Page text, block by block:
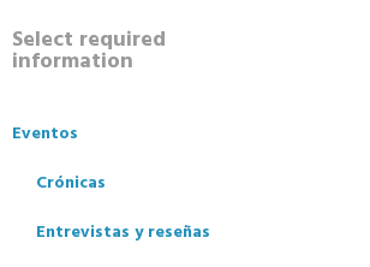
Select required
information
Eventos
Crónicas
Entrevistas y reseñas